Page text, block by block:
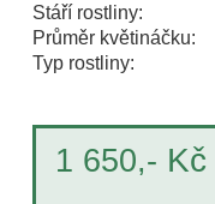
Stáří rostliny:
Průměr květináčku:
Typ rostliny:
1 650,- Kč